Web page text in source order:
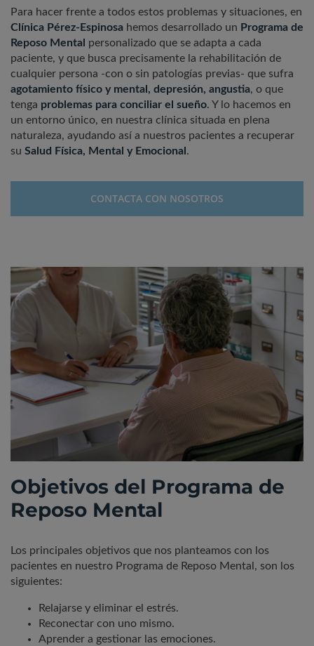
Para hacer frente a todos estos problemas y situaciones, en
Clínica Pérez-Espinosa hemos desarrollado un Programa de
Reposo Mental personalizado que se adapta a cada
paciente, y que busca precisamente la rehabilitación de
cualquier persona -con o sin patologías previas- que sufra
agotamiento físico y mental, depresión, angustia, o que
tenga problemas para conciliar el sueño. Y lo hacemos en
un entorno único, en nuestra clínica situada en plena
naturaleza, ayudando así a nuestros pacientes a recuperar
su Salud Física, Mental y Emocional .
CONTACTA CON NOSOTROS
Objetivos del Programa de
Reposo Mental
Los principales objetivos que nos planteamos con los
pacientes en nuestro Programa de Reposo Mental, son los
siguientes:
Relajarse y eliminar el estrés.
Reconectar con uno mismo.
Aprender a gestionar las emociones.